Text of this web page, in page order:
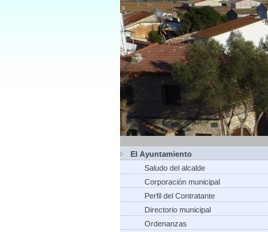
El Ayuntamiento
Saludo del alcalde
Corporación municipal
Perfil del Contratante
Directorio municipal
Ordenanzas